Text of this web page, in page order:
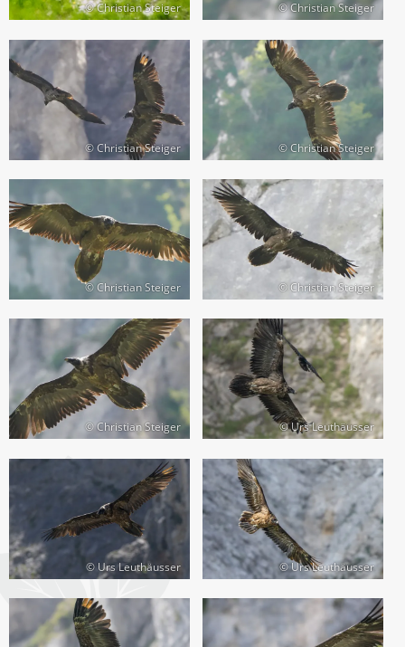
© Christian Steiger © Christian Steiger
© Christian Steiger © Christian Steiger
© Christian Steiger © Christian Steiger
© Christian Steiger © Urs Leuthäusser
© Urs Leuthäusser © Urs Leuthäusser